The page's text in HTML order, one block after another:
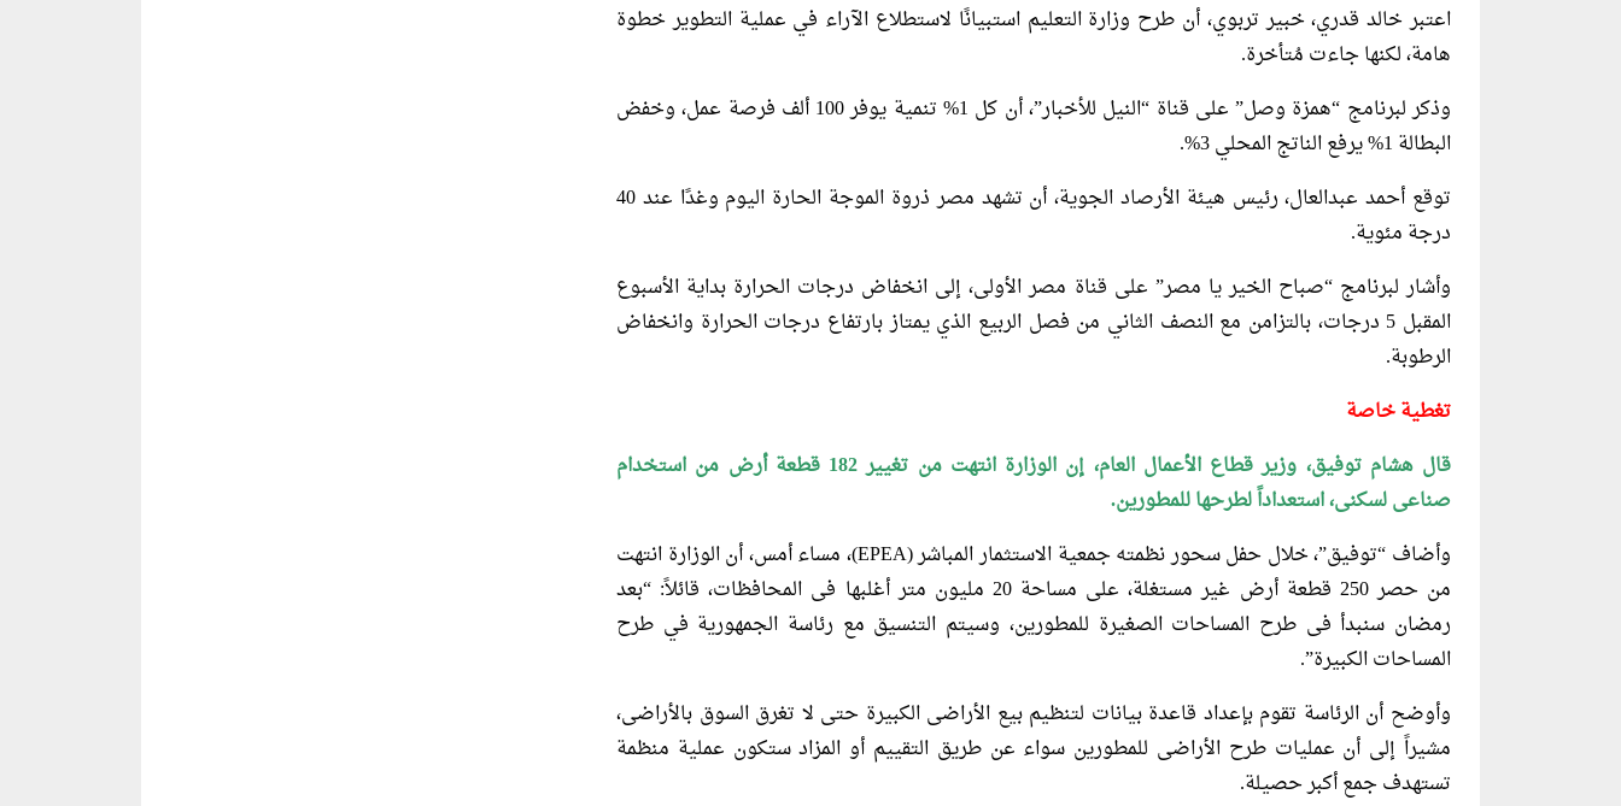
اعتبر خالد قدري، خبير تربوي، أن طرح وزارة التعليم استبيانًا لاستطلاع الآراء في عملية التطوير خطوة
هامة، لكنها جاءت مُتأخرة.
وذكر لبرنامج “همزة وصل” على قناة “النيل للأخبار”، أن كل 1% تنمية يوفر 100 ألف فرصة عمل، وخفض
البطالة 1% يرفع الناتج المحلي 3%.
توقع أحمد عبدالعال، رئيس هيئة الأرصاد الجوية، أن تشهد مصر ذروة الموجة الحارة اليوم وغدًا عند 40
درجة مئوية.
وأشار لبرنامج “صباح الخير يا مصر” على قناة مصر الأولى، إلى انخفاض درجات الحرارة بداية الأسبوع
المقبل 5 درجات، بالتزامن مع النصف الثاني من فصل الربيع الذي يمتاز بارتفاع درجات الحرارة وانخفاض
الرطوبة.
تغطية خاصة
قال هشام توفيق، وزير قطاع الأعمال العام، إن الوزارة انتهت من تغيير 182 قطعة أرض من استخدام
صناعى لسكنى، استعداداً لطرحها للمطورين.
وأضاف “توفيق”، خلال حفل سحور نظمته جمعية الاستثمار المباشر (EPEA)، مساء أمس، أن الوزارة انتهت
من حصر 250 قطعة أرض غير مستغلة، على مساحة 20 مليون متر أغلبها فى المحافظات، قائلاً: “بعد
رمضان سنبدأ فى طرح المساحات الصغيرة للمطورين، وسيتم التنسيق مع رئاسة الجمهورية في طرح
المساحات الكبيرة”.
وأوضح أن الرئاسة تقوم بإعداد قاعدة بيانات لتنظيم بيع الأراضى الكبيرة حتى لا تغرق السوق بالأراضى،
مشيراً إلى أن عمليات طرح الأراضى للمطورين سواء عن طريق التقييم أو المزاد ستكون عملية منظمة
تستهدف جمع أكبر حصيلة.